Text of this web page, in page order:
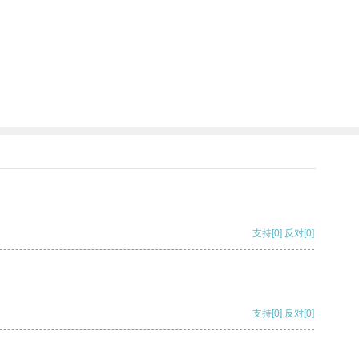
支持[0] 反对[0]
支持[0] 反对[0]